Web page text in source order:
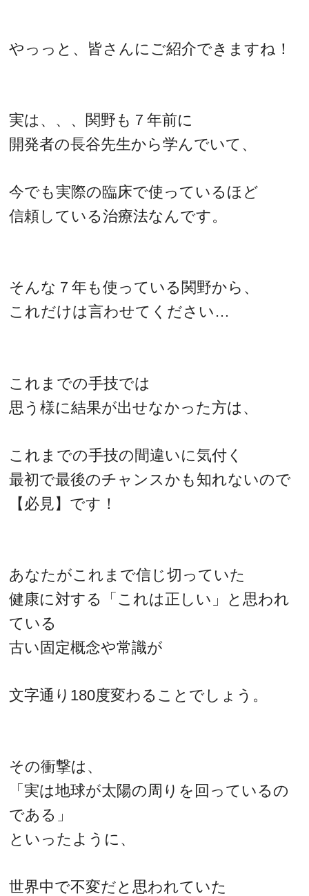
やっっと、皆さんにご紹介できますね！
実は、、、関野も７年前に
開発者の長谷先生から学んでいて、
今でも実際の臨床で使っているほど
信頼している治療法なんです。
そんな７年も使っている関野から、
これだけは言わせてください…
これまでの手技では
思う様に結果が出せなかった方は、
これまでの手技の間違いに気付く
最初で最後のチャンスかも知れないので
【必見】です！
あなたがこれまで信じ切っていた
健康に対する「これは正しい」と思われ
ている
古い固定概念や常識が
文字通り180度変わることでしょう。
その衝撃は、
「実は地球が太陽の周りを回っているの
である」
といったように、
世界中で不変だと思われていた